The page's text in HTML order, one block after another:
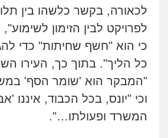
לכאורה, בקשר כלשהו בין
לפרויקט לבין הזימון
כי הוא "חשף שחיתות" כדי
כל הליך". בתוך כך, העירו
"המבקר הוא 'שומר הסף'
וכי "יונס, בכל הכבוד, איננו
המשרד ופעולתו…".